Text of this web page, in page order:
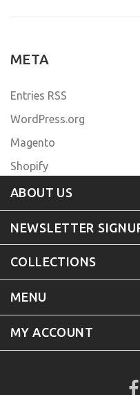
META
Entries RSS
WordPress.org
Magento
Shopify
ABOUT US
NEWSLETTER
COLLECTIONS
MENU
MY ACCOUNT